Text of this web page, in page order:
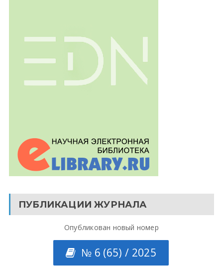
ПУБЛИКАЦИИ ЖУРНАЛА
Опубликован новый номер
№ 6 (65) / 2025